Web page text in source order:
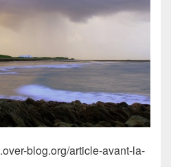
blog.org/article-avant-la-